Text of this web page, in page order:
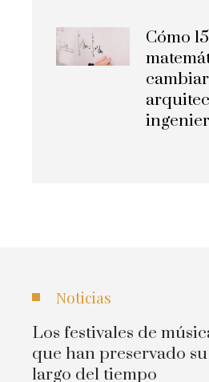
Cómo
Noticias
Los festivales de
que han preservado
largo del tiempo